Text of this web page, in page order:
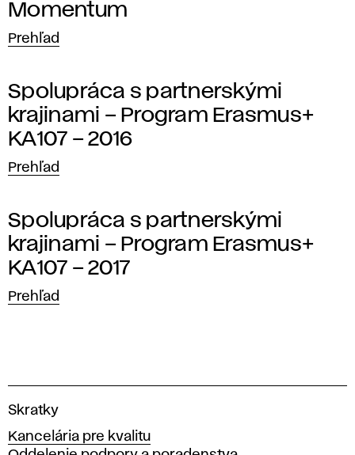
i
á
r
o
d
n
é
p
o
j
Momentum
Prehľad
Spolupráca s partnerskými
krajinami – Program Erasmus+
KA107 – 2016
Prehľad
Spolupráca s partnerskými
krajinami – Program Erasmus+
KA107 – 2017
Prehľad
V
s
Skratky
Kancelária pre kvalitu